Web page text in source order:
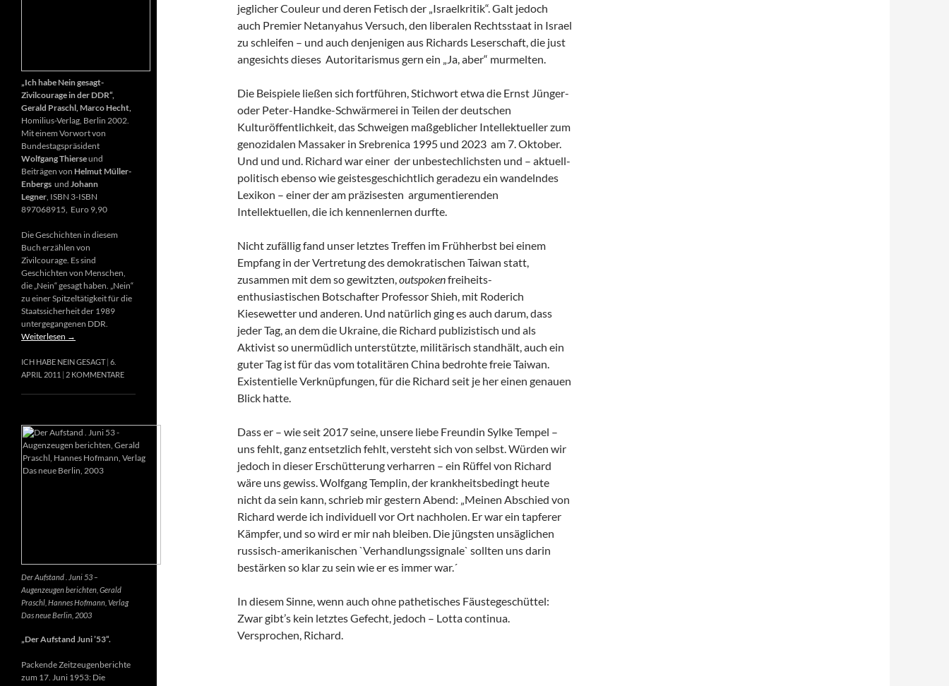
jeglicher Couleur und deren Fetisch der „Israelkritik“. Galt jedoch
auch Premier Netanyahus Versuch, den liberalen Rechtsstaat in Israel
zu schleifen – und auch denjenigen aus Richards Leserschaft, die just
angesichts dieses Autoritarismus gern ein „Ja, aber“ murmelten.
Die Beispiele ließen sich fortführen, Stichwort etwa die Ernst Jünger-
oder Peter-Handke-Schwärmerei in Teilen der deutschen
Kulturöffentlichkeit, das Schweigen maßgeblicher Intellektueller zum
genozidalen Massaker in Srebrenica 1995 und 2023 am 7. Oktober.
Und und und. Richard war einer der unbestechlichsten und – aktuell-
politisch ebenso wie geistesgeschichtlich geradezu ein wandelndes
Lexikon – einer der am präzisesten argumentierenden
Intellektuellen, die ich kennenlernen durfte.
Nicht zufällig fand unser letztes Treffen im Frühherbst bei einem
Empfang in der Vertretung des demokratischen Taiwan statt,
zusammen mit dem so gewitzten, outspokenfreiheits-
enthusiastischen Botschafter Professor Shieh, mit Roderich
Kiesewetter und anderen. Und natürlich ging es auch darum, dass
jeder Tag, an dem die Ukraine, die Richard publizistisch und als
Aktivist so unermüdlich unterstützte, militärisch standhält, auch ein
guter Tag ist für das vom totalitären China bedrohte freie Taiwan.
Existentielle Verknüpfungen, für die Richard seit je her einen genauen
Blick hatte.
Dass er – wie seit 2017 seine, unsere liebe Freundin Sylke Tempel –
uns fehlt, ganz entsetzlich fehlt, versteht sich von selbst. Würden wir
jedoch in dieser Erschütterung verharren – ein Rüffel von Richard
wäre uns gewiss. Wolfgang Templin, der krankheitsbedingt heute
nicht da sein kann, schrieb mir gestern Abend: „Meinen Abschied von
Richard werde ich individuell vor Ort nachholen. Er war ein tapferer
Kämpfer, und so wird er mir nah bleiben. Die jüngsten unsäglichen
russisch-amerikanischen `Verhandlungssignale` sollten uns darin
bestärken so klar zu sein wie er es immer war.´
In diesem Sinne, wenn auch ohne pathetisches Fäustegeschüttel:
Zwar gibt’s kein letztes Gefecht, jedoch – Lotta continua.
Versprochen, Richard.
„Ich habe Nein gesagt-
Zivilcourage in der DDR“,
Gerald Praschl, Marco Hecht,
Homilius-Verlag, Berlin 2002.
Mit einem Vorwort von
Bundestagspräsident
Wolfgang Thierseund
Beiträgen von Helmut Müller-
Enbergs und Johann
Legner , ISBN 3-ISBN
897068915, Euro 9,90
Die Geschichten in diesem
Buch erzählen von
Zivilcourage. Es sind
Geschichten von Menschen,
die „Nein“ gesagt haben. „Nein“
zu einer Spitzeltätigkeit für die
Staatssicherheit der 1989
untergegangenen DDR.
Weiterlesen →
ICH HABE NEIN GESAGT 6.
APRIL 2011
2 KOMMENTARE
Der Aufstand . Juni 53 –
Augenzeugen berichten, Gerald
Praschl, Hannes Hofmann, Verlag
Das neue Berlin, 2003
„Der Aufstand Juni ’53“.
Packende Zeitzeugenberichte
zum 17. Juni 1953: Die